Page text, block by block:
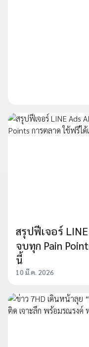
สรุปฟีเจอร์
จบทุก Pain
นี้
10 มี.ค. 2026